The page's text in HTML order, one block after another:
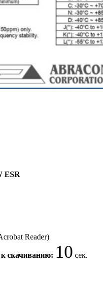
ESR
Reader)
скачиванию: 10 сек.